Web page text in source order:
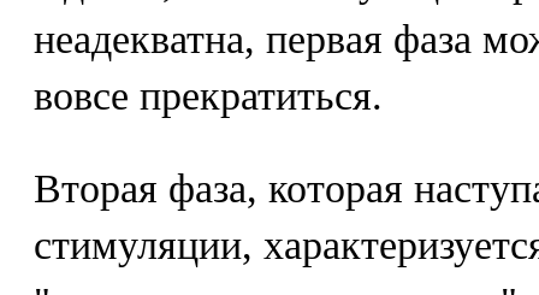
неадекватна, первая фаза
вовсе прекратиться.
Вторая фаза, которая
стимуляции,